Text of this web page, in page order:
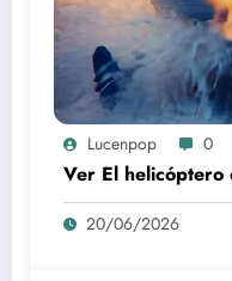
Lucenpop 0
Ver El helicóptero
20/06/2026